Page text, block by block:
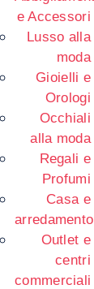
e Accessori
Lusso alla
moda
Gioielli e
Orologi
Occhiali
alla moda
Regali e
Profumi
Casa e
arredamento
Outlet e
centri
commerciali